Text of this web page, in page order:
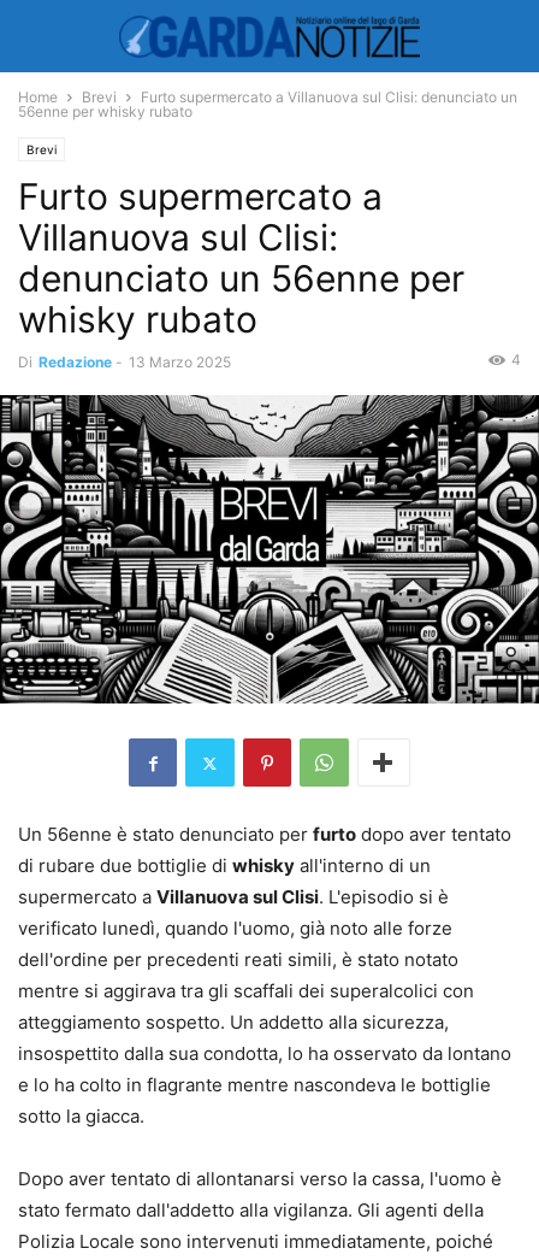
Home Brevi
Furto supermercato a Villanuova sul Clisi: denunciato un
56enne per whisky rubato
Brevi
Furto supermercato a
Villanuova sul Clisi:
denunciato un 56enne per
whisky rubato
Di Redazione - 13 Marzo 2025 4
Un 56enne è stato denunciato per furto dopo aver tentato
di rubare due bottiglie di whisky all'interno di un
supermercato a Villanuova sul Clisi. L'episodio si è
verificato lunedì, quando l'uomo, già noto alle forze
dell'ordine per precedenti reati simili, è stato notato
mentre si aggirava tra gli scaffali dei superalcolici con
atteggiamento sospetto. Un addetto alla sicurezza,
insospettito dalla sua condotta, lo ha osservato da lontano
e lo ha colto in flagrante mentre nascondeva le bottiglie
sotto la giacca.
Dopo aver tentato di allontanarsi verso la cassa, l'uomo è
stato fermato dall'addetto alla vigilanza. Gli agenti della
Polizia Locale sono intervenuti immediatamente, poiché